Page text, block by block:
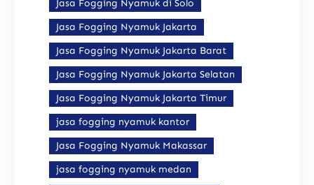
Jasa Fogging Nyamuk di Solo
Jasa Fogging Nyamuk Jakarta
Jasa Fogging Nyamuk Jakarta Barat
Jasa Fogging Nyamuk Jakarta Selatan
Jasa Fogging Nyamuk Jakarta Timur
jasa fogging nyamuk kantor
Jasa Fogging Nyamuk Makassar
jasa fogging nyamuk medan